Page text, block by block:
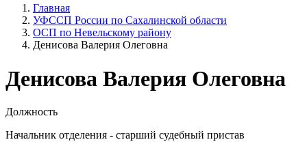
Главная
УФССП России по Сахалинской области
ОСП по Невельскому району
Денисова Валерия Олеговна
Денисова Валерия Олеговна
Должность
Начальник отделения - старший судебный пристав